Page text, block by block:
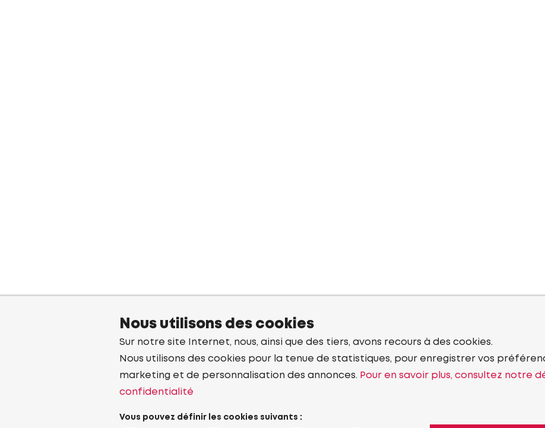
Nous utilisons des cookies
Sur notre site Internet, nous, ainsi que des tiers, avons recours à des cookies.
Nous utilisons des cookies pour la tenue de statistiques, pour enregistrer vos
marketing et de personnalisation des annonces. Pour en savoir plus, consultez notre
confidentialité
Vous pouvez définir les cookies suivants :